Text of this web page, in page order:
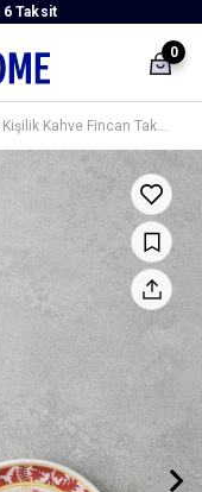
6 Taksit
0
Seris Bone Porselen 4 Parça 2 Kişilik Kahve Fincan Takımı 90 ml Pembe - Sarı